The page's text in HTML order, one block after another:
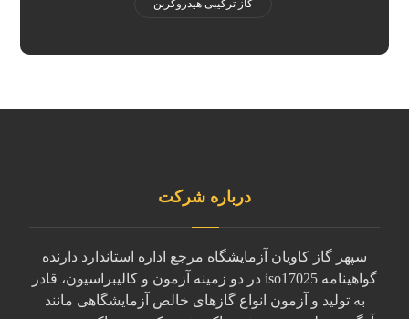
گاز ترکیبی هیدروکربن
درباره شرکت
سپهر گاز کاویان آزمایشگاه مرجع اداره استاندارد دارنده
گواهینامه iso17025 در دو زمینه آزمون و کالیبراسیون، قادر
به تولید و آزمون انواع گازهای خالص آزمایشگاهی مانند